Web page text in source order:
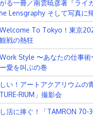
る一冊／南雲暁彦著『ライ
Lensgraphy そして写真に帰
To Tokyo！東京
戦の熱狂
Style 〜あなたの仕事術
愛を叫ぶの巻
い！アートアクアリウムの
RIUM」撮影会
活に捧ぐ！「TAMRON 70-